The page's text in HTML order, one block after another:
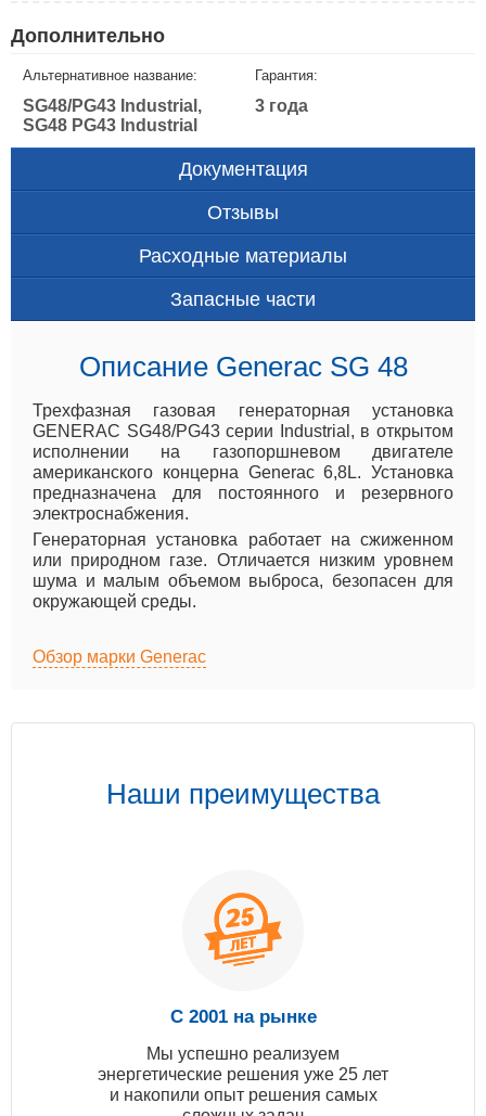
Дополнительно
Альтернативное название:
SG48/PG43 Industrial,
SG48 PG43 Industrial
Гарантия:
3 года
Документация
Отзывы
Расходные материалы
Запасные части
Описание Generac SG 48
Трехфазная газовая генераторная установка
GENERAC SG48/PG43 серии Industrial, в открытом
исполнении на газопоршневом двигателе
американского концерна Generac 6,8L. Установка
предназначена для постоянного и резервного
электроснабжения.
Генераторная установка работает на сжиженном
или природном газе. Отличается низким уровнем
шума и малым объемом выброса, безопасен для
окружающей среды.
Обзор марки Generac
Наши преимущества
С 2001 на рынке
Мы успешно реализуем
энергетические решения уже 25 лет
и накопили опыт решения самых